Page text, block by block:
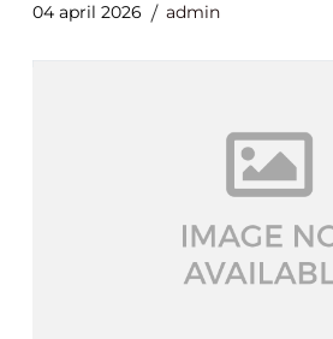
04 april 2026 admin